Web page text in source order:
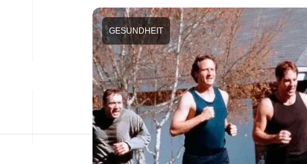
GESUNDHEIT